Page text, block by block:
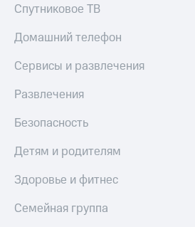
Спутниковое ТВ
Домашний телефон
Сервисы и развлечения
Развлечения
Безопасность
Детям и родителям
Здоровье и фитнес
Семейная группа